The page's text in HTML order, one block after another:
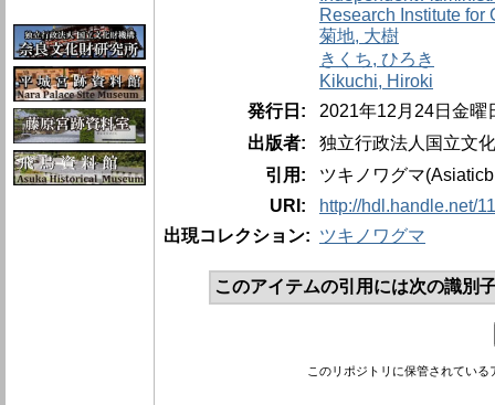
Research Institute for
菊地, 大樹
きくち, ひろき
Kikuchi, Hiroki
発行日:
2021年12月24日金曜
出版者:
独立行政法人国立文
引用:
ツキノワグマ
URI:
http://hdl.handle.net/
出現コレクション: ツキノワグマ
このアイテムの引用には次の識別
このリポジトリに保管されてい